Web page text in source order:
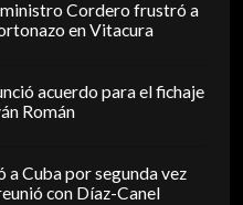
Cordero frustró a
en Vitacura
acuerdo para el fichaje
Román
a Cuba por segunda vez
con Díaz-Canel